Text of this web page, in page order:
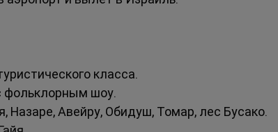
класса.
фольклорным шоу.
Назаре, Авейру, Обидуш, Томар, лес Бусако.